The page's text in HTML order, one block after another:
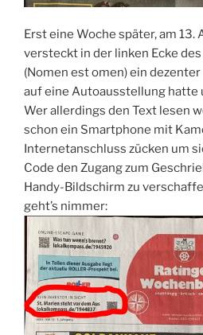
Erst eine Woche später, am 13.
versteckt in der linken Ecke
(Nomen est omen) ein
auf eine Autoausstellung hatte
Wer allerdings den Text lesen
schon ein Smartphone mit
Internetanschluss zücken um
Code den Zugang zum
Handy-Bildschirm zu
geht’s nimmer: